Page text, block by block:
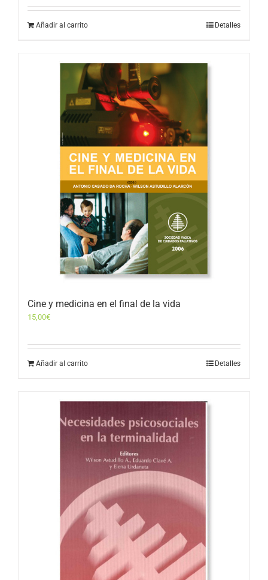
Añadir al carrito Detalles
Cine y medicina en el final de la vida
15,00€
Añadir al carrito Detalles